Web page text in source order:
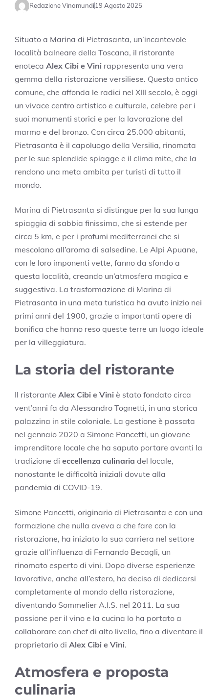
Redazione Vinamundi19 Agosto 2025
Situato a Marina di Pietrasanta, un’incantevole
località balneare della Toscana, il ristorante
enoteca Alex Cibi e Vini rappresenta una vera
gemma della ristorazione versiliese. Questo antico
comune, che affonda le radici nel XIII secolo, è oggi
un vivace centro artistico e culturale, celebre per i
suoi monumenti storici e per la lavorazione del
marmo e del bronzo. Con circa 25.000 abitanti,
Pietrasanta è il capoluogo della Versilia, rinomata
per le sue splendide spiagge e il clima mite, che la
rendono una meta ambita per turisti di tutto il
mondo.
Marina di Pietrasanta si distingue per la sua lunga
spiaggia di sabbia finissima, che si estende per
circa 5 km, e per i profumi mediterranei che si
mescolano all’aroma di salsedine. Le Alpi Apuane,
con le loro imponenti vette, fanno da sfondo a
questa località, creando un’atmosfera magica e
suggestiva. La trasformazione di Marina di
Pietrasanta in una meta turistica ha avuto inizio nei
primi anni del 1900, grazie a importanti opere di
bonifica che hanno reso queste terre un luogo ideale
per la villeggiatura.
La storia del ristorante
Il ristorante Alex Cibi e Vini è stato fondato circa
vent’anni fa da Alessandro Tognetti, in una storica
palazzina in stile coloniale. La gestione è passata
nel gennaio 2020 a Simone Pancetti, un giovane
imprenditore locale che ha saputo portare avanti la
tradizione di eccellenza culinaria del locale,
nonostante le difficoltà iniziali dovute alla
pandemia di COVID-19.
Simone Pancetti, originario di Pietrasanta e con una
formazione che nulla aveva a che fare con la
ristorazione, ha iniziato la sua carriera nel settore
grazie all’influenza di Fernando Becagli, un
rinomato esperto di vini. Dopo diverse esperienze
lavorative, anche all’estero, ha deciso di dedicarsi
completamente al mondo della ristorazione,
diventando Sommelier A.I.S. nel 2011. La sua
passione per il vino e la cucina lo ha portato a
collaborare con chef di alto livello, fino a diventare il
proprietario di Alex Cibi e Vini.
Atmosfera e proposta
culinaria